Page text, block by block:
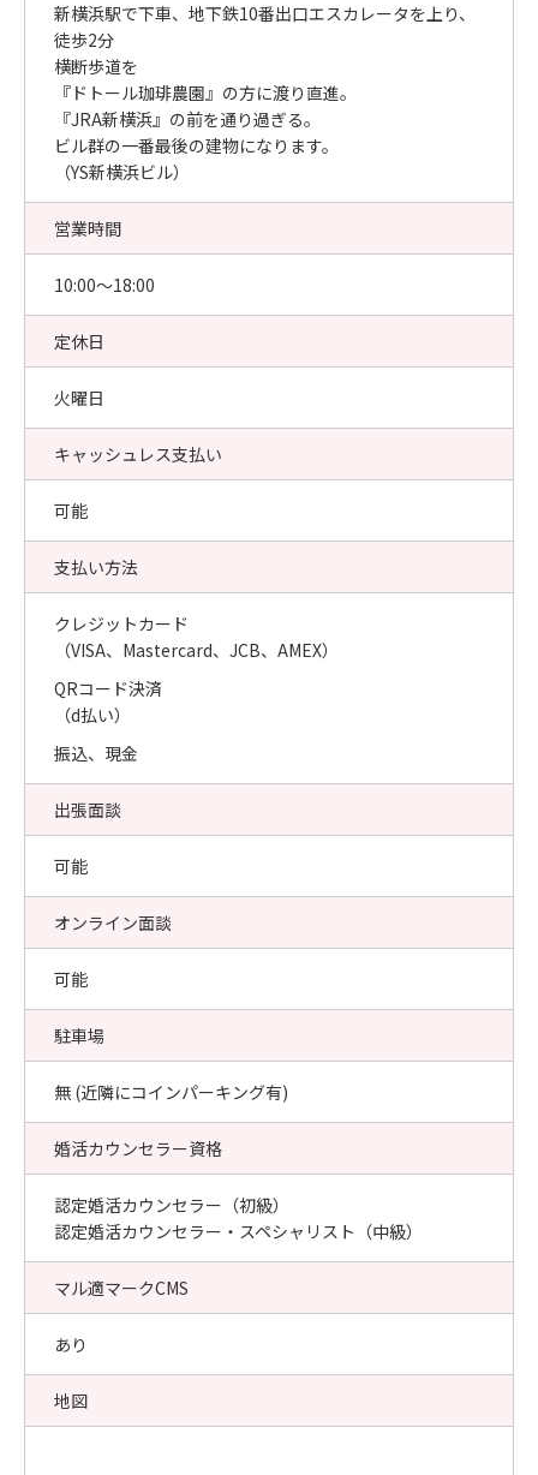
新横浜駅で下車、地下鉄10番出口エスカレータを上り、
徒歩2分
横断歩道を
『ドトール珈琲農園』の方に渡り直進。
『JRA新横浜』の前を通り過ぎる。
ビル群の一番最後の建物になります。
（YS新横浜ビル）
営業時間
10:00〜18:00
定休日
火曜日
キャッシュレス支払い
可能
支払い方法
クレジットカード
（VISA、Mastercard、JCB、AMEX）
QRコード決済
（d払い）
振込、現金
出張面談
可能
オンライン面談
可能
駐車場
無 (近隣にコインパーキング有)
婚活カウンセラー資格
認定婚活カウンセラー（初級）
認定婚活カウンセラー・スペシャリスト（中級）
マル適マークCMS
あり
地図